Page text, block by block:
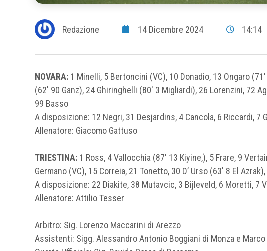
Redazione 14 Dicembre 2024 14:14
NOVARA: 1 Minelli, 5 Bertoncini (VC), 10 Donadio, 13 Ongaro
(62′ 90 Ganz), 24 Ghiringhelli (80′ 3 Migliardi), 26 Lorenzini, 72
99 Basso
A disposizione: 12 Negri, 31 Desjardins, 4 Cancola, 6 Riccardi, 7
Allenatore: Giacomo Gattuso
TRIESTINA: 1 Ross, 4 Vallocchia (87′ 13 Kiyine,), 5 Frare, 9
Germano (VC), 15 Correia, 21 Tonetto, 30 D’ Urso (63′ 8 El
A disposizione: 22 Diakite, 38 Mutavcic, 3 Bijleveld, 6 Moretti, 7
Allenatore: Attilio Tesser
Arbitro: Sig. Lorenzo Maccarini di Arezzo
Assistenti: Sigg. Alessandro Antonio Boggiani di Monza e